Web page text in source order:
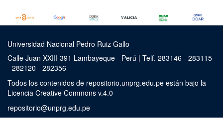
Universidad Nacional Pedro Ruiz Gallo
Calle Juan XXIII 391 Lambayeque - Perú | Telf. 283146 - 283115
- 282120 - 282356
Todos los contenidos de repositorio.unprg.edu.pe están bajo la
Licencia Creative Commons v.4.0
repositorio@unprg.edu.pe